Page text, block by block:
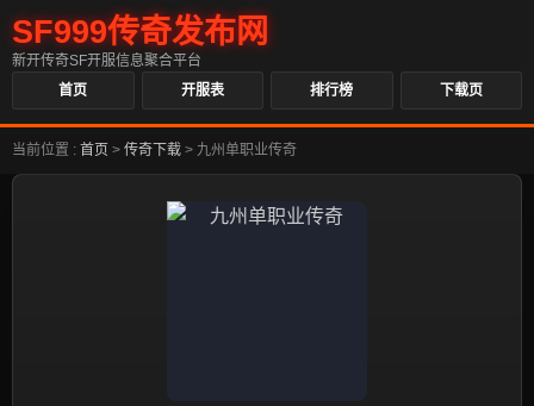
SF999传奇发布网
新开传奇SF开服信息聚合平台
首页
开服表 排行榜 下载页
当前位置 : 首页 > 传奇下载 > 九州单职业传奇